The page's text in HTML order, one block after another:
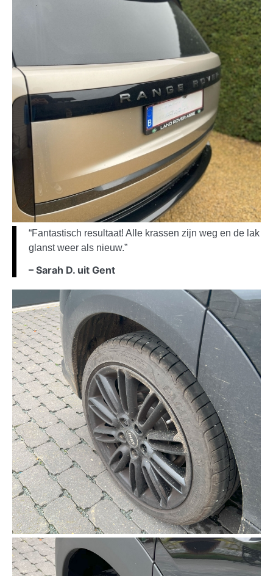
“Fantastisch resultaat! Alle krassen zijn weg en de lak
glanst weer als nieuw.”
– Sarah D. uit Gent